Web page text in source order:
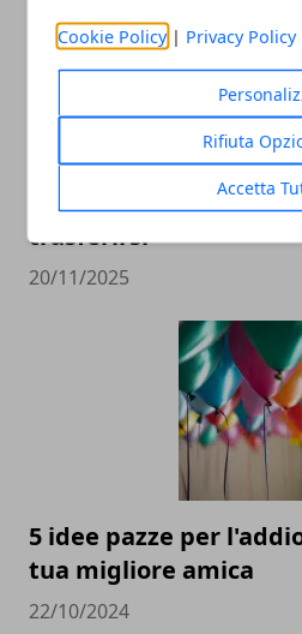
Cookie Policy | Privacy Policy
Rifiuta
Accetta
Dubai: i falsi miti da
trasferirsi
20/11/2025
5 idee pazze per
tua migliore amica
22/10/2024